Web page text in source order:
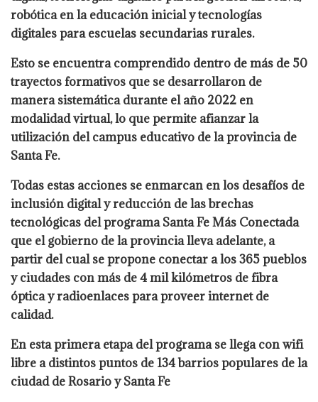
robótica en la educación inicial y tecnologías
digitales para escuelas secundarias rurales.
Esto se encuentra comprendido dentro de más de 50
trayectos formativos que se desarrollaron de
manera sistemática durante el año 2022 en
modalidad virtual, lo que permite afianzar la
utilización del campus educativo de la provincia de
Santa Fe.
Todas estas acciones se enmarcan en los desafíos de
inclusión digital y reducción de las brechas
tecnológicas del programa Santa Fe Más Conectada
que el gobierno de la provincia lleva adelante, a
partir del cual se propone conectar a los 365 pueblos
y ciudades con más de 4 mil kilómetros de fibra
óptica y radioenlaces para proveer internet de
calidad.
En esta primera etapa del programa se llega con wifi
libre a distintos puntos de 134 barrios populares de la
ciudad de Rosario y Santa Fe